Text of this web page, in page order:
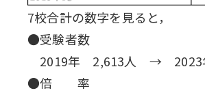
7校合計の数字を見ると，
●受験者数
2019年 2,613人 → 2023
●倍 率